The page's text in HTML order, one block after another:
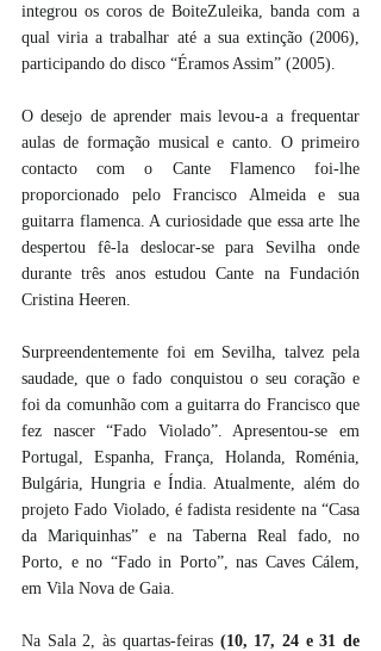
integrou os coros de BoiteZuleika, banda com a
qual viria a trabalhar até a sua extinção (2006),
participando do disco “Éramos Assim” (2005).
O desejo de aprender mais levou-a a frequentar
aulas de formação musical e canto. O primeiro
contacto com o Cante Flamenco foi-lhe
proporcionado pelo Francisco Almeida e sua
guitarra flamenca. A curiosidade que essa arte lhe
despertou fê-la deslocar-se para Sevilha onde
durante três anos estudou Cante na Fundación
Cristina Heeren.
Surpreendentemente foi em Sevilha, talvez pela
saudade, que o fado conquistou o seu coração e
foi da comunhão com a guitarra do Francisco que
fez nascer “Fado Violado”. Apresentou-se em
Portugal, Espanha, França, Holanda, Roménia,
Bulgária, Hungria e Índia. Atualmente, além do
projeto Fado Violado, é fadista residente na “Casa
da Mariquinhas” e na Taberna Real fado, no
Porto, e no “Fado in Porto”, nas Caves Cálem,
em Vila Nova de Gaia.
Na Sala 2, às quartas-feiras (10, 17, 24 e 31 de